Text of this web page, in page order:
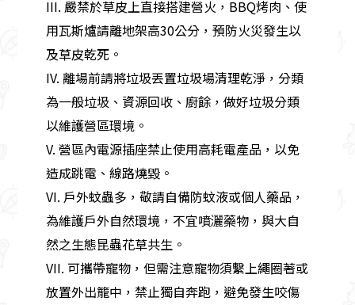
III. 嚴禁於草皮上直接搭建營火，BBQ烤肉、使
用瓦斯爐請離地架高30公分，預防火災發生以
及草皮乾死。
IV. 離場前請將垃圾丟置垃圾場清理乾淨，分類
為一般垃圾、資源回收、廚餘，做好垃圾分類
以維護營區環境。
V. 營區內電源插座禁止使用高耗電產品，以免
造成跳電、線路燒毀。
VI. 戶外蚊蟲多，敬請自備防蚊液或個人藥品，
為維護戶外自然環境，不宜噴灑藥物，與大自
然之生態昆蟲花草共生。
VII. 可攜帶寵物，但需注意寵物須繫上繩圈著或
放置外出籠中，禁止獨自奔跑，避免發生咬傷